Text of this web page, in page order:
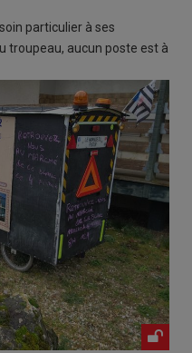
particulier à ses
troupeau, aucun poste est à